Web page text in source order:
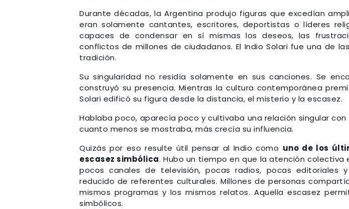
Durante décadas, la Argentina produjo figuras que excedían
eran solamente cantantes, escritores, deportistas o líderes
capaces de condensar en sí mismas los deseos, las
conflictos de millones de ciudadanos. El Indio Solari fue una de
tradición.
Su singularidad no residía solamente en sus canciones. Se
construyó su presencia. Mientras la cultura contemporánea
Solari edificó su figura desde la distancia, el misterio y la escasez.
Hablaba poco, aparecía poco y cultivaba una relación singular
cuanto menos se mostraba, más crecía su influencia.
Quizás por eso resulte útil pensar al Indio como uno de los
escasez simbólica. Hubo un tiempo en que la atención colectiva
pocos canales de televisión, pocas radios, pocas editoriales
reducido de referentes culturales. Millones de personas
mismos programas y los mismos relatos. Aquella escasez
simbólicos.